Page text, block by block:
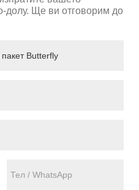
долу. Ще ви отговорим до